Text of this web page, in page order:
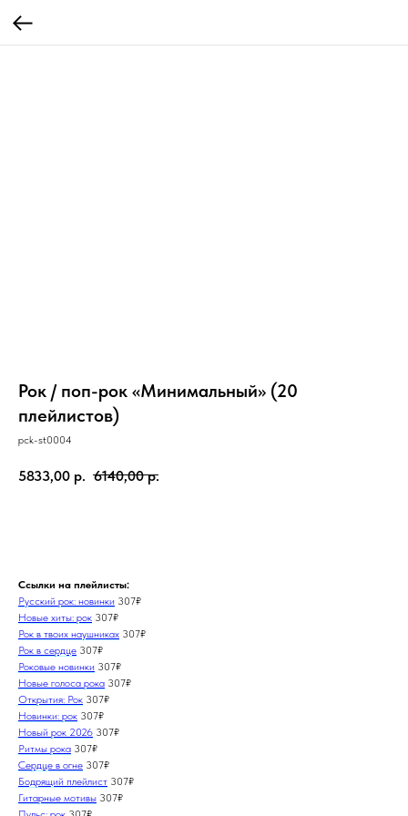
Рок / поп-рок «Минимальный» (20
плейлистов)
pck-st0004
5833,00 р. 6140,00 р.
Ссылки на плейлисты:
Русский рок: новинки 307₽
Новые хиты: рок 307₽
Рок в твоих наушниках 307₽
Рок в сердце 307₽
Роковые новинки 307₽
Новые голоса рока 307₽
Открытия: Рок 307₽
Новинки: рок 307₽
Новый рок 2026 307₽
Ритмы рока 307₽
Сердце в огне 307₽
Бодрящий плейлист 307₽
Гитарные мотивы 307₽